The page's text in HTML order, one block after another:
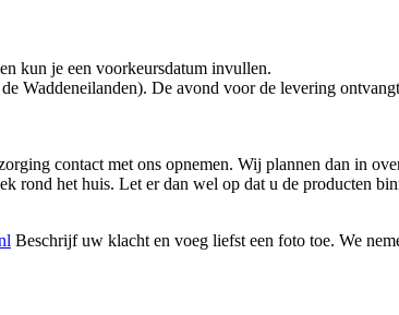
kun je een voorkeursdatum invullen.
Waddeneilanden). De avond voor de levering
contact met ons opnemen. Wij plannen dan in
rond het huis. Let er dan wel op dat u de producten
Beschrijf uw klacht en voeg liefst een foto toe. We